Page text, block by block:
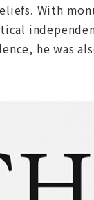
With
he was